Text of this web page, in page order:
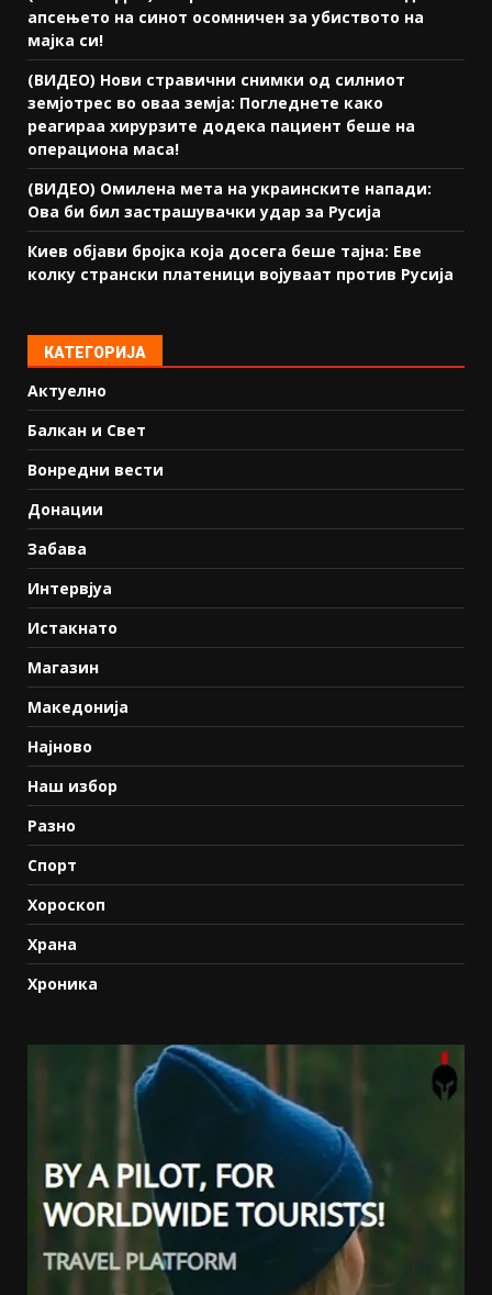
апсењето на синот осомничен за убиството на
мајка си!
(ВИДЕО) Нови стравични снимки од силниот
земјотрес во оваа земја: Погледнете како
реагираа хирурзите додека пациент беше на
операциона маса!
(ВИДЕО) Омилена мета на украинските напади:
Ова би бил застрашувачки удар за Русија
Киев објави бројка која досега беше тајна: Еве
колку странски платеници војуваат против Русија
КАТЕГОРИЈА
Актуелно
Балкан и Свет
Вонредни вести
Донации
Забава
Интервјуа
Истакнато
Магазин
Македонија
Најново
Наш избор
Разно
Спорт
Хороскоп
Храна
Хроника